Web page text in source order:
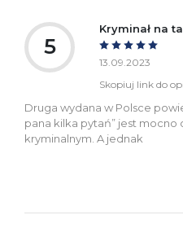
5
Kryminał na
13.09.2023
Skopiuj link do
Druga wydana w Polsce
pana kilka pytań” jest mocno
kryminalnym. A jednak